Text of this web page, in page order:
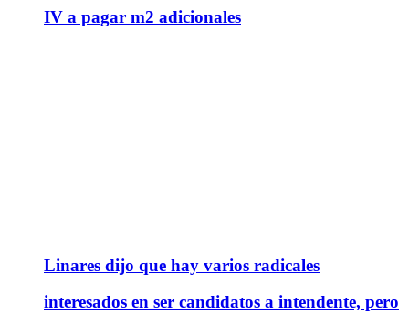
IV a pagar m2 adicionales
Linares dijo que hay varios radicales
interesados en ser candidatos a intendente, pero